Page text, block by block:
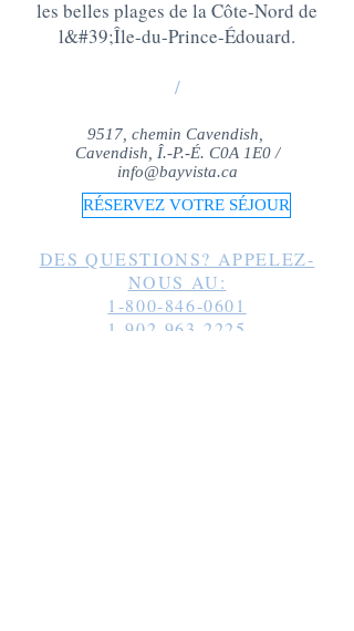
les belles plages de la Côte-Nord de
l&#39;Île-du-Prince-Édouard.
/
9517, chemin Cavendish,
Cavendish, Î.-P.-É. C0A 1E0 /
info@bayvista.ca
RÉSERVEZ VOTRE SÉJOUR
DES QUESTIONS? APPELEZ-
NOUS AU:
1-800-846-0601
1-902-963-2225